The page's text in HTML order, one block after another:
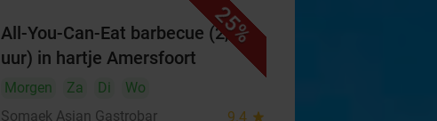
25%
All-You-Can-Eat barbecue (2,5
uur) in hartje Amersfoort
Morgen Za Di
Wo
Somaek Asian Gastrobar
9.4 star